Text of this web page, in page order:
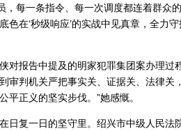
每一条指令、每一次调度都连着群众
在‘秒级响应’的实战中见真章，全力
对报告中提及的明家犯罪集团案办理过
审判机关严把事实关、证据关、法律关
平正义的坚实步伐。”她感慨。
日复一日的坚守里。绍兴市中级人民法